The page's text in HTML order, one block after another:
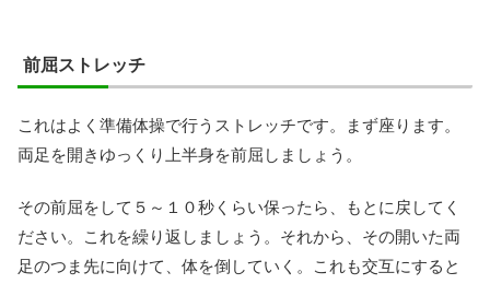
前屈ストレッチ
これはよく準備体操で行うストレッチです。まず座ります。
両足を開きゆっくり上半身を前屈しましょう。
その前屈をして５～１０秒くらい保ったら、もとに戻してく
ださい。これを繰り返しましょう。それから、その開いた両
足のつま先に向けて、体を倒していく。これも交互にすると